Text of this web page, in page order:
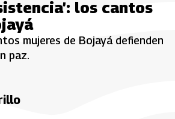
los cantos
mujeres de Bojayá defienden
paz.